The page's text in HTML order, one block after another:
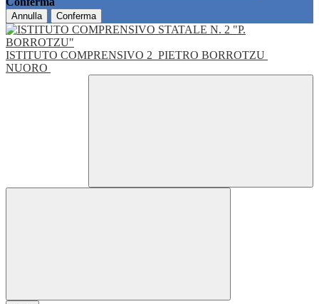
Annulla Conferma
ISTITUTO COMPRENSIVO 2 PIETRO BORROTZU
NUORO